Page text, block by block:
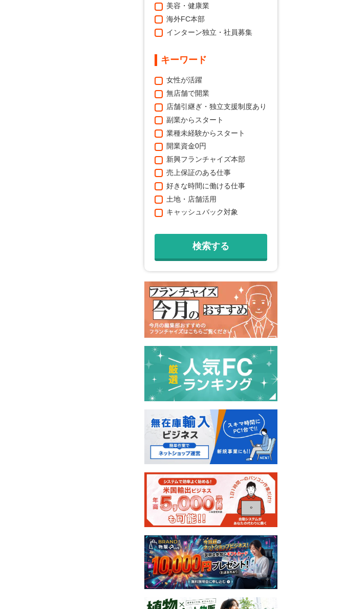
美容・健康業
海外FC本部
インターン独立・社員募集
キーワード
女性が活躍
無店舗で開業
店舗引継ぎ・独立支援制度あり
副業からスタート
業種未経験からスタート
開業資金0円
新興フランチャイズ本部
売上保証のある仕事
好きな時間に働ける仕事
土地・店舗活用
キャッシュバック対象